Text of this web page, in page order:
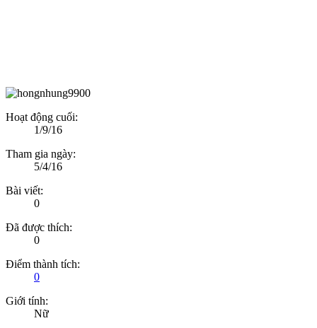
Hoạt động cuối:
1/9/16
Tham gia ngày:
5/4/16
Bài viết:
0
Đã được thích:
0
Điểm thành tích:
0
Giới tính:
Nữ